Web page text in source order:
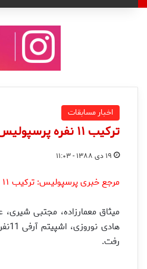
اخبار مسابقات
ترکیب ۱۱ نفره پرسپولیس و حواشی قبل از مسابقه با ذوب آهن
۱۹ دی ۱۳۸۸ - ۱۱:۰۳
مرجع خبری پرسپولیس: ترکیب ۱۱ نفره بازیکنان پرسپولیس برای رویارویی با ذوب آهن مشخص شد.
میثاق معمارزاده، مجتبی
رفت.